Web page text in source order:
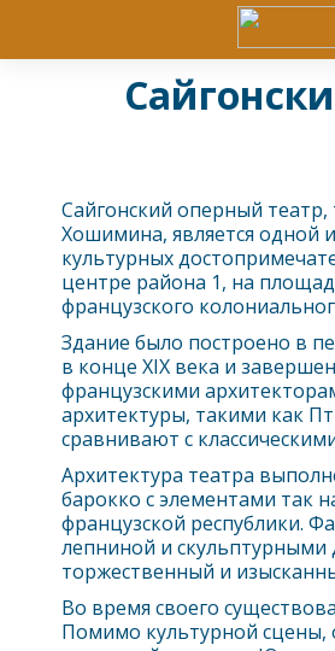
Сайгонский оперный
Хошимина, является одной
культурных
центре района 1, на
французского
Здание было построено в
в конце XIX века и
французскими
архитектуры, такими как
сравнивают с
Архитектура театра
барокко с элементами так
французской республики.
лепниной и
торжественный и
Во время своего
Помимо культурной сцены,